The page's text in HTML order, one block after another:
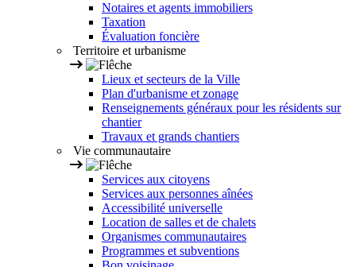
Notaires et agents immobiliers
Taxation
Évaluation foncière
Territoire et urbanisme
Lieux et secteurs de la Ville
Plan d'urbanisme et zonage
Renseignements généraux pour les résidents sur
chantier
Travaux et grands chantiers
Vie communautaire
Services aux citoyens
Services aux personnes aînées
Accessibilité universelle
Location de salles et de chalets
Organismes communautaires
Programmes et subventions